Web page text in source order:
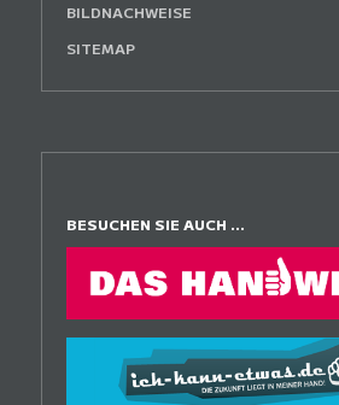
BILDNACHWEISE
SITEMAP
BESUCHEN SIE AUCH ...